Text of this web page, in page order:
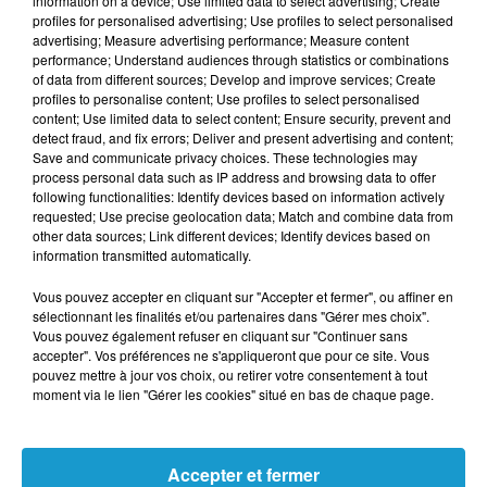
Breakfast in America, sorti en 1979, qui
portera les titres les plus populaires du
groupe, tels queThe Logical Song,Take the
Long Way Home, ou le morceau
éponymeBreakfast in America. Cet album
s’est vendu à plus de 30 millions
d’exemplaires dans le monde et a remporté
deux Grammy Awards.Au fil des années, ce
sont plus de 70 millions de disques qui ont
été vendus par Supertramp, à travers le
monde.
vous souhaitez l'afficher, merci de nous donner
profiles for personalised advertising; Use profiles to select personalised
advertising; Measure advertising performance; Measure content
performance; Understand audiences through statistics or combinations
of data from different sources; Develop and improve services; Create
profiles to personalise content; Use profiles to select personalised
content; Use limited data to select content; Ensure security, prevent and
detect fraud, and fix errors; Deliver and present advertising and content;
Save and communicate privacy choices. These technologies may
process personal data such as IP address and browsing data to offer
following functionalities: Identify devices based on information actively
requested; Use precise geolocation data; Match and combine data from
other data sources; Link different devices; Identify devices based on
information transmitted automatically.
Vous pouvez accepter en cliquant sur "Accepter et fermer", ou affiner en
sélectionnant les finalités et/ou partenaires dans "Gérer mes choix".
Vous pouvez également refuser en cliquant sur "Continuer sans
accepter". Vos préférences ne s'appliqueront que pour ce site. Vous
pouvez mettre à jour vos choix, ou retirer votre consentement à tout
moment via le lien "Gérer les cookies" situé en bas de chaque page.
Accepter et fermer